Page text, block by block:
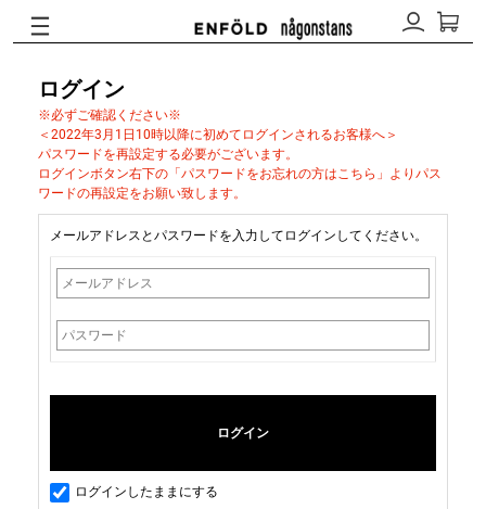
ログイン
※必ずご確認ください※
＜2022年3月1日10時以降に初めてログインされるお客様へ＞
パスワードを再設定する必要がございます。
ログインボタン右下の「パスワードをお忘れの方はこちら」よりパス
ワードの再設定をお願い致します。
メールアドレスとパスワードを入力してログインしてください。
ログインしたままにする